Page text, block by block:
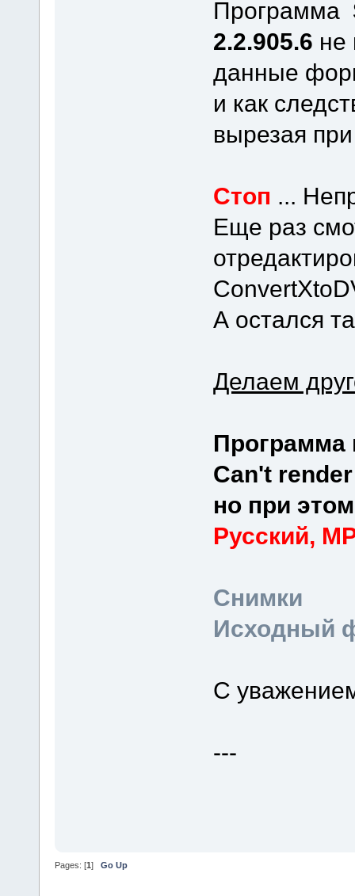
Программа
2.2.905.6 не
данные
и как
вырезая
Стоп ...
Еще раз
А остался
Делаем
Программа
Can't
но при
Русский,
Снимки
Исходный
C
---
Pages: [1] Go Up